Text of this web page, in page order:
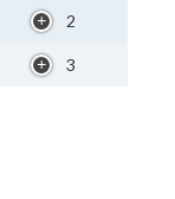
2
3